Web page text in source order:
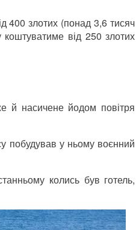
400 злотих (понад 3,6 тисяч
від 250 злотих
й насичене йодом повітря
побудував у ньому воєнний
колись був готель,